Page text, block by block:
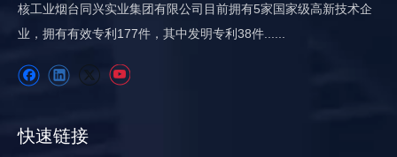
核工业烟台同兴实业集团有限公司目前拥有5家国家级高新技术企
业，拥有有效专利​​177件，其中发明专利38件......
快速链接